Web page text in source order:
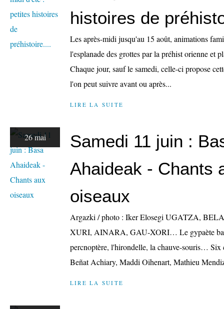
histoires de
Les après-midi jusqu'au 15 août, animations
l'esplanade des grottes par la préhist orienne et
Chaque jour, sauf le samedi, celle-ci propose
l'on peut suivre avant ou après...
LIRE LA SUITE
26 mai
Samedi 11 juin :
Ahaideak - Chants
oiseaux
Argazki / photo : Iker Elosegi UGATZA,
XURI, AINARA, GAU-XORI… Le gypaète
percnoptère, l'hirondelle, la chauve-souris… Six
Beñat Achiary, Maddi Oihenart, Mathieu
LIRE LA SUITE